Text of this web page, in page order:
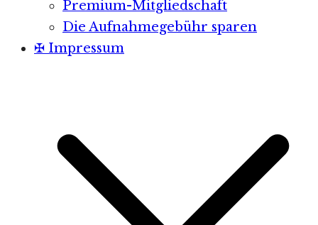
Premium-Mitgliedschaft
Die Aufnahmegebühr sparen
✠ Impressum